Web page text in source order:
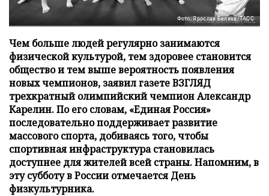
Фото: Ярослав Беляев/ТАСС
Чем больше людей регулярно занимаются
физической культурой, тем здоровее становится
общество и тем выше вероятность появления
новых чемпионов, заявил газете ВЗГЛЯД
трехкратный олимпийский чемпион Александр
Карелин. По его словам, «Единая Россия»
последовательно поддерживает развитие
массового спорта, добиваясь того, чтобы
спортивная инфраструктура становилась
доступнее для жителей всей страны. Напомним, в
эту субботу в России отмечается День
физкультурника.